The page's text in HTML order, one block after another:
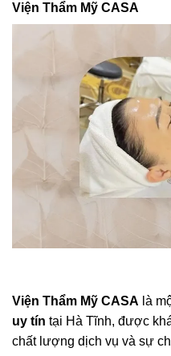
Viện Thẩm Mỹ CASA
Viện Thẩm Mỹ CASA là
uy tín tại Hà Tĩnh, được
chất lượng dịch vụ và sự